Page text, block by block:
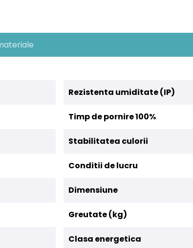
Rezistenta umiditate (IP)
Timp de pornire 100%
Stabilitatea culorii
Conditii de lucru
Dimensiune
Greutate (kg)
Clasa energetica